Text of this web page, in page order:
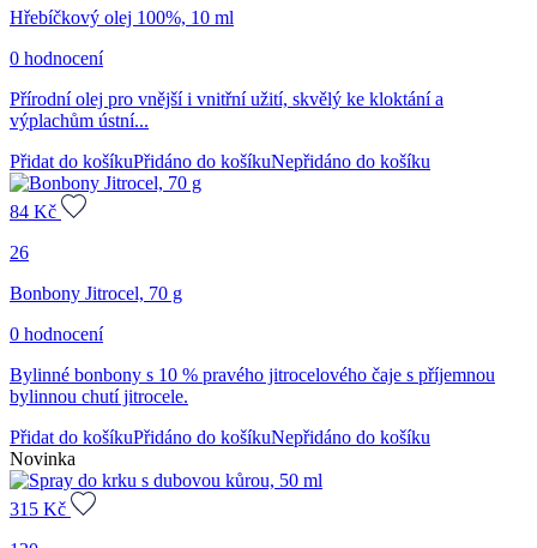
Hřebíčkový olej 100%, 10 ml
0 hodnocení
Přírodní olej pro vnější i vnitřní užití, skvělý ke kloktání a
výplachům ústní...
Přidat do košíkuPřidáno do košíkuNepřidáno do košíku
84 Kč
26
Bonbony Jitrocel, 70 g
0 hodnocení
Bylinné bonbony s 10 % pravého jitrocelového čaje s příjemnou
bylinnou chutí jitrocele.
Přidat do košíkuPřidáno do košíkuNepřidáno do košíku
Novinka
315 Kč